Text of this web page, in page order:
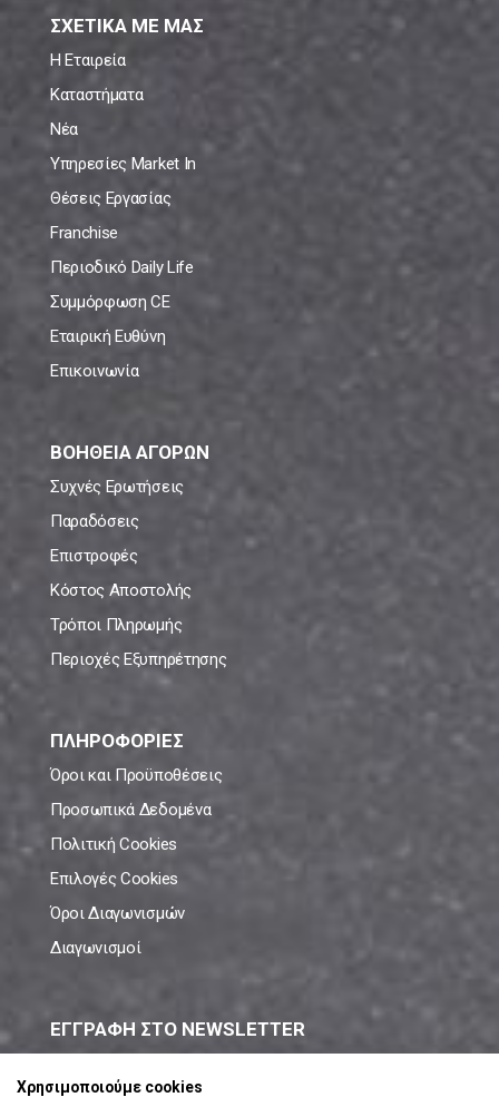
ΣΧΕΤΙΚΑ ΜΕ ΜΑΣ
Η Εταιρεία
Καταστήματα
Νέα
Υπηρεσίες Market In
Θέσεις Εργασίας
Franchise
Περιοδικό Daily Life
Συμμόρφωση CE
Εταιρική Ευθύνη
Επικοινωνία
ΒΟΗΘΕΙΑ ΑΓΟΡΩΝ
Συχνές Ερωτήσεις
Παραδόσεις
Επιστροφές
Κόστος Αποστολής
Τρόποι Πληρωμής
Περιοχές Εξυπηρέτησης
ΠΛΗΡΟΦΟΡΙΕΣ
Όροι και Προϋποθέσεις
Προσωπικά Δεδομένα
Πολιτική Cookies
Επιλογές Cookies
Όροι Διαγωνισμών
Διαγωνισμοί
ΕΓΓΡΑΦΗ ΣΤΟ NEWSLETTER
Χρησιμοποιούμε cookies